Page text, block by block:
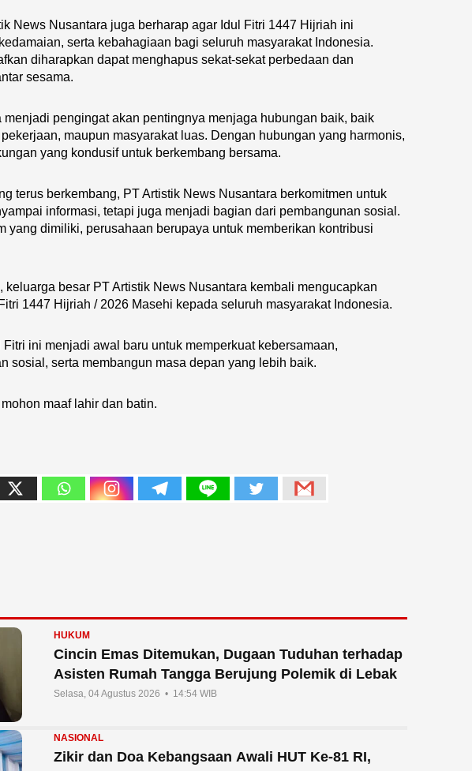
News Nusantara juga berharap agar Idul Fitri 1447 Hijriah ini
serta kebahagiaan bagi seluruh masyarakat Indonesia.
diharapkan dapat menghapus sekat-sekat perbedaan dan
sesama.
menjadi pengingat akan pentingnya menjaga hubungan baik, baik
maupun masyarakat luas. Dengan hubungan yang harmonis,
yang kondusif untuk berkembang bersama.
terus berkembang, PT Artistik News Nusantara berkomitmen untuk
informasi, tetapi juga menjadi bagian dari pembangunan sosial.
yang dimiliki, perusahaan berupaya untuk memberikan kontribusi
keluarga besar PT Artistik News Nusantara kembali mengucapkan
1447 Hijriah / 2026 Masehi kepada seluruh masyarakat Indonesia.
ini menjadi awal baru untuk memperkuat kebersamaan,
sosial, serta membangun masa depan yang lebih baik.
maaf lahir dan batin.
HUKUM
Cincin Emas Ditemukan, Dugaan Tuduhan terhadap
Asisten Rumah Tangga Berujung Polemik di Lebak
Selasa, 04 Agustus 2026 • 14:54 WIB
NASIONAL
Zikir dan Doa Kebangsaan Awali HUT Ke-81 RI,